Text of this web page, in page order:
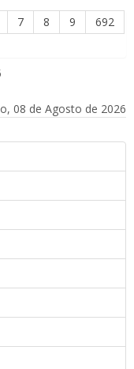
7 8 9
692
08 de Agosto de 2026